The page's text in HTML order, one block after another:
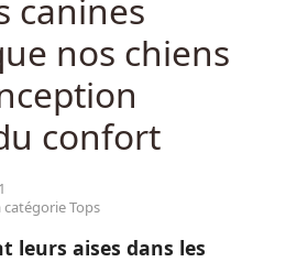
Races
Guides
canines
nos chiens
confort
catégorie Tops
leurs aises dans les